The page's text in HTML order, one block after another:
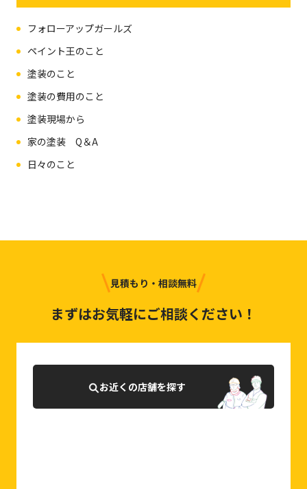
フォローアップガールズ
ペイント王のこと
塗装のこと
塗装の費用のこと
塗装現場から
家の塗装 Q＆A
日々のこと
見積もり・相談無料
まずはお気軽にご相談ください！
お近くの店舗を探す